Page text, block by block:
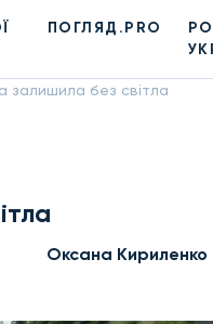
ПОГЛЯД.PRO
залишила без світла
Оксана Кириленко